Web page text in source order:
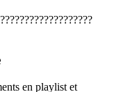
en playlist et